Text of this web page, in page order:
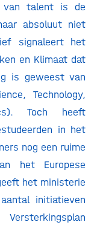
van talent is de
absoluut niet
signaleert het
en Klimaat dat
is geweest van
Technology,
Toch heeft
in het
nog een ruime
het Europese
het ministerie
initiatieven